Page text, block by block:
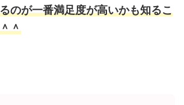
のが一番満足度が高いかも知るこ
＾